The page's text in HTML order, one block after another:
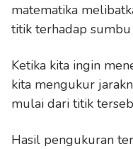
matematika
titik terhadap sumbu
Ketika kita ingin
kita mengukur
mulai dari titik
Hasil pengukuran